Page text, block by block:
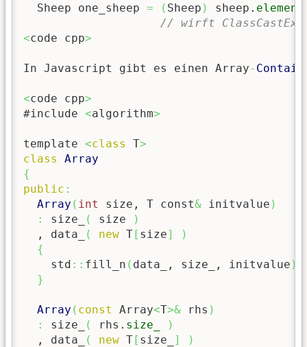
  Sheep one_sheep
= ( Sheep ) sheep.
// wirft
<code cpp>
In Javascript gibt es einen Array-
<code cpp>
#include <algorithm>
template <class T>
class
Array
{
public :
Array ( int size, T const& initvalue )
:
size_ ( size
)
  , data_
( new T[ size]
)
{
    std
:: fill_n ( data_, size_, initvalue )
}
Array ( const Array<T>& rhs )
:
size_ ( rhs. size_
)
  , data_
( new T[ size_ ]
)